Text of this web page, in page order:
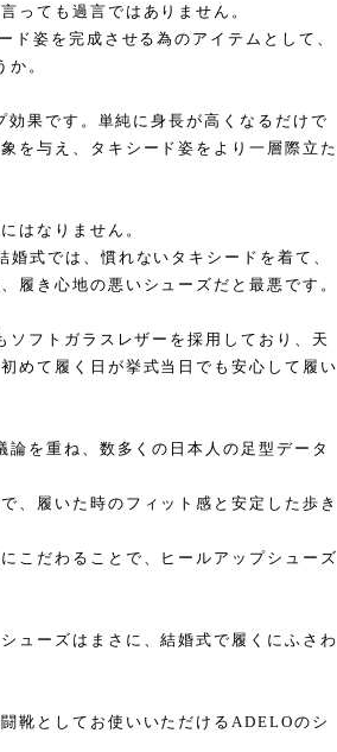
っても過言ではありません。
姿を完成させる為のアイテムとして、
。
果です。単純に身長が高くなるだけで
を与え、タキシード姿をより一層際立た
はなりません。
式では、慣れないタキシードを着て、
履き心地の悪いシューズだと最悪です。
フトガラスレザーを採用しており、天
めて履く日が挙式当日でも安心して履い
を重ね、数多くの日本人の足型データ
、履いた時のフィット感と安定した歩き
こだわることで、ヒールアップシューズ
ューズはまさに、結婚式で履くにふさわ
靴としてお使いいただけるADELOのシ